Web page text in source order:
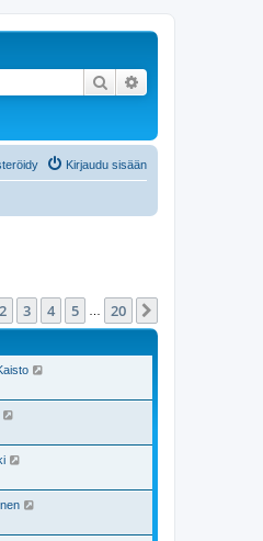
Etsi
Kirjaudu sisään
20
2 3 4 5 20